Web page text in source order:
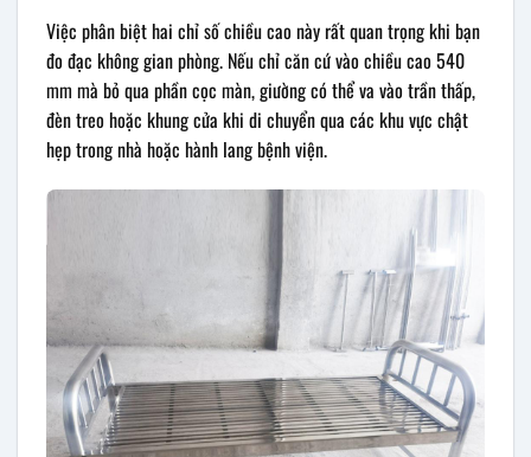
Việc phân biệt hai chỉ số chiều cao này rất quan trọng khi bạn
đo đạc không gian phòng. Nếu chỉ căn cứ vào chiều cao 540
mm mà bỏ qua phần cọc màn, giường có thể va vào trần thấp,
đèn treo hoặc khung cửa khi di chuyển qua các khu vực chật
hẹp trong nhà hoặc hành lang bệnh viện.